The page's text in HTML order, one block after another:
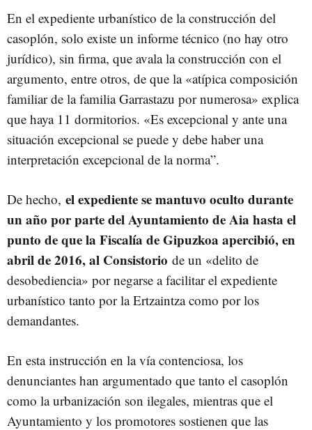
En el expediente urbanístico de la construcción del
casoplón, solo existe un informe técnico (no hay otro
jurídico), sin firma, que avala la construcción con el
argumento, entre otros, de que la «atípica composición
familiar de la familia Garrastazu por numerosa» explica
que haya 11 dormitorios. «Es excepcional y ante una
situación excepcional se puede y debe haber una
interpretación excepcional de la norma”.
De hecho, el expediente se mantuvo oculto durante
un año por parte del Ayuntamiento de Aia hasta el
punto de que la Fiscalía de Gipuzkoa apercibió, en
abril de 2016, al Consistorio de un «delito de
desobediencia» por negarse a facilitar el expediente
urbanístico tanto por la Ertzaintza como por los
demandantes.
En esta instrucción en la vía contenciosa, los
denunciantes han argumentado que tanto el casoplón
como la urbanización son ilegales, mientras que el
Ayuntamiento y los promotores sostienen que las